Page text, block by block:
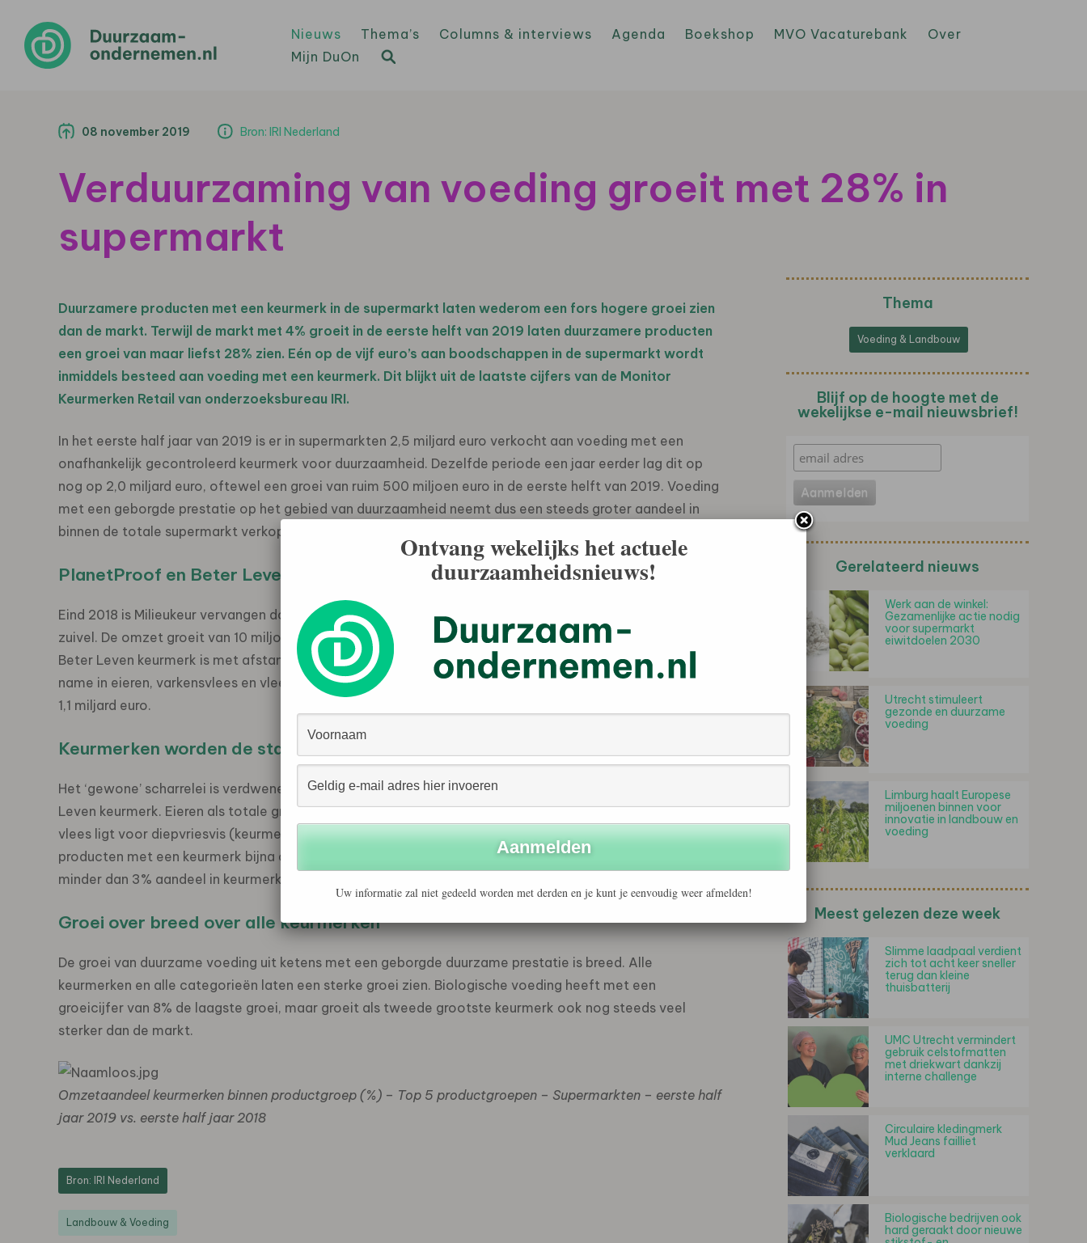
Nieuws Thema’s Columns & interviews Agenda Boekshop MVO Vacaturebank
Over
Mijn DuOn
08 november 2019 Bron: IRI Nederland
Verduurzaming van voeding groeit met 28% in
supermarkt
Duurzamere producten met een keurmerk in de supermarkt laten wederom een fors hogere groei zien
dan de markt. Terwijl de markt met 4% groeit in de eerste helft van 2019 laten duurzamere producten
een groei van maar liefst 28% zien. Eén op de vijf euro’s aan boodschappen in de supermarkt wordt
inmiddels besteed aan voeding met een keurmerk. Dit blijkt uit de laatste cijfers van de Monitor
Keurmerken Retail van onderzoeksbureau IRI.
In het eerste half jaar van 2019 is er in supermarkten 2,5 miljard euro verkocht aan voeding met een
onafhankelijk gecontroleerd keurmerk voor duurzaamheid. Dezelfde periode een jaar eerder lag dit op
nog op 2,0 miljard euro, oftewel een groei van ruim 500 miljoen euro in de eerste helft van 2019. Voeding
met een geborgde prestatie op het gebied van duurzaamheid neemt dus een steeds groter aandeel in
binnen de totale supermarkt verkopen.
PlanetProof en Beter Leven hebben de hoogste groei
Eind 2018 is Milieukeur vervangen door On the way to PlanetProof en toont forse groei in AGF en in
zuivel. De omzet groeit van 10 miljoen naar 174 miljoen euro in de eerst helft van 2019 voor dit label. Het
Beter Leven keurmerk is met afstand het grootste keurmerk in de supermarkt en groeide met 32%, met
name in eieren, varkensvlees en vleeswaren. De totale omzet in voeding met het Beter Leven keurmerk is
1,1 miljard euro.
Keurmerken worden de standaard bij ei, vis en varkensvlees
Het ‘gewone’ scharrelei is verdwenen uit de schappen en vervangen door een scharrelei met een Beter
Leven keurmerk. Eieren als totale groep heeft inmiddels het hoogste aandeel keurmerken. Binnen vis en
vlees ligt voor diepvriesvis (keurmerk ASC en MSC) en vers varkensvlees (Beter Leven) het aandeel van
producten met een keurmerk bijna op 100%. Opvallende achterblijvers zijn de groepen brood en kaas met
minder dan 3% aandeel in keurmerken.
Groei over breed over alle keurmerken
De groei van duurzame voeding uit ketens met een geborgde duurzame prestatie is breed. Alle
keurmerken en alle categorieën laten een sterke groei zien. Biologische voeding heeft met een
groeicijfer van 8% de laagste groei, maar groeit als tweede grootste keurmerk ook nog steeds veel
sterker dan de markt.
Omzetaandeel keurmerken binnen productgroep (%) – Top 5 productgroepen – Supermarkten – eerste half
jaar 2019 vs. eerste half jaar 2018
Bron: IRI Nederland
Landbouw & Voeding
Thema
Voeding & Landbouw
Blijf op de hoogte met de
wekelijkse e-mail nieuwsbrief!
Gerelateerd nieuws
Werk aan de winkel:
Gezamenlijke actie nodig
voor supermarkt
eiwitdoelen 2030
Utrecht stimuleert
gezonde en duurzame
voeding
Limburg haalt Europese
miljoenen binnen voor
innovatie in landbouw en
voeding
Meest gelezen deze week
Slimme laadpaal verdient
zich tot acht keer sneller
terug dan kleine
thuisbatterij
UMC Utrecht vermindert
gebruik celstofmatten
met driekwart dankzij
interne challenge
Circulaire kledingmerk
Mud Jeans failliet
verklaard
Biologische bedrijven ook
hard geraakt door nieuwe
Ontvang wekelijks het actuele
duurzaamheidsnieuws!
Uw informatie zal niet gedeeld worden met derden en je kunt je eenvoudig weer afmelden!